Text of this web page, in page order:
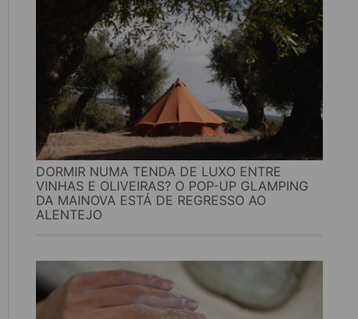
DORMIR NUMA TENDA DE LUXO ENTRE
VINHAS E OLIVEIRAS? O POP-UP GLAMPING
DA MAINOVA ESTÁ DE REGRESSO AO
ALENTEJO